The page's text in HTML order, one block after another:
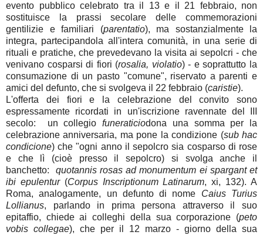
evento pubblico celebrato tra il 13 e il 21 febbraio, non
sostituisce la prassi secolare delle commemorazioni
gentilizie e familiari (parentatio), ma sostanzialmente la
integra, partecipandola all'intera comunità, in una serie di
rituali e pratiche, che prevedevano la visita ai sepolcri - che
venivano cosparsi di fiori (rosalia, violatio) - e soprattutto la
consumazione di un pasto "comune", riservato a parenti e
amici del defunto, che si svolgeva il 22 febbraio (caristie).
L'offerta dei fiori e la celebrazione del convito sono
espressamente ricordati in un'iscrizione ravennate del III
secolo: un collegio funeraticiodona una somma per la
celebrazione anniversaria, ma pone la condizione (sub hac
condicione) che "ogni anno il sepolcro sia cosparso di rose
e che lì (cioè presso il sepolcro) si svolga anche il
banchetto: quotannis rosas ad monumentum ei spargant et
ibi epulentur(Corpus Inscriptionum Latinarum, xi, 132). A
Roma, analogamente, un defunto di nome Caius Turius
Lollianus, parlando in prima persona attraverso il suo
epitaffio, chiede ai colleghi della sua corporazione (peto
vobis collegae), che per il 12 marzo - giorno della sua